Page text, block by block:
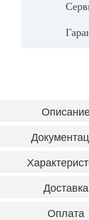
Доставка
Оплата